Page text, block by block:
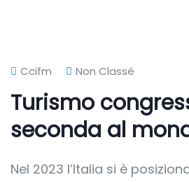
Ccifm Non Classé
Turismo
seconda al
Nel 2023 l’Italia si è